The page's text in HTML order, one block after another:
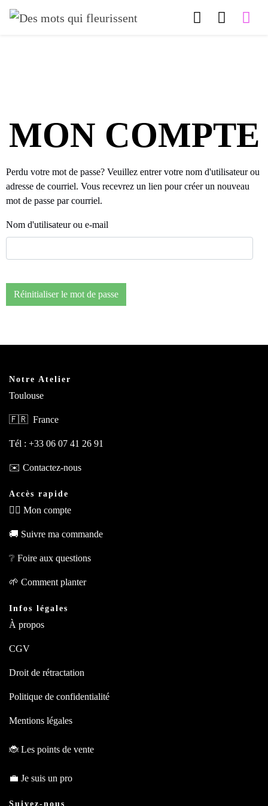
MON COMPTE
Perdu votre mot de passe? Veuillez entrer votre nom d'utilisateur ou
adresse de courriel. Vous recevrez un lien pour créer un nouveau
mot de passe par courriel.
Nom d'utilisateur ou e-mail
Réinitialiser le mot de passe
Notre Atelier
Toulouse
🇫🇷 France
Tél : +33 06 07 41 26 91
✉️ Contactez-nous
Accès rapide
🧙‍♂️ Mon compte
🚚 Suivre ma commande
❔ Foire aux questions
🌱 Comment planter
Infos légales
À propos
CGV
Droit de rétractation
Politique de confidentialité
Mentions légales
🐞 Les points de vente
💼 Je suis un pro
Suivez-nous